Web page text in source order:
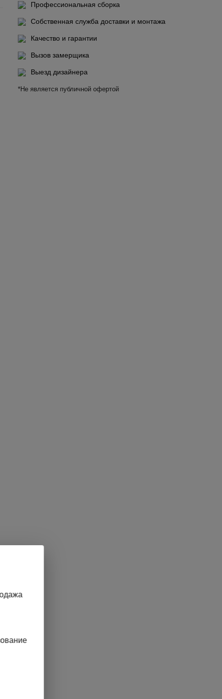
Профессиональная сборка
Собственная служба доставки и монтажа
Качество и гарантии
Вызов замерщика
Выезд дизайнера
*Не является публичной офертой